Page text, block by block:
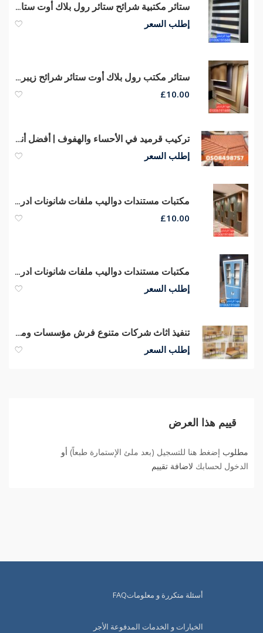
ستائر مكتبية شرائح ستائر رول بلاك أوت ستائر صن سكرين الوان وخامات ممتازة
إطلب السعر
ستائر مكتب رول بلاك أوت ستائر شرائح زيبرا ستائر صن سكرين الوان وخامات ممتازة
£10.00
تركيب قرميد في الأحساء والهفوف | أفضل أنواع القرميد وجودة عالية
إطلب السعر
مكتبات مستندات دواليب ملفات شانونات ادراج مكتبات مودرن أثاث شركات
£10.00
مكتبات مستندات دواليب ملفات شانونات ادراج مكتبات مودرن أثاث شركات
إطلب السعر
تنفيذ اثاث شركات متنوع فرش مؤسسات ومقرات اثاث مكتبي متكامل
إطلب السعر
قييم هذا العرض
مطلوب إضغط هنا للتسجيل (بعد ملئ الإستمارة طبعاً) أو
الدخول لحسابك لاضافة تقييم
أسئلة متكررة و معلوماتFAQ
الخيارات و الخدمات المدفوعة الأجر